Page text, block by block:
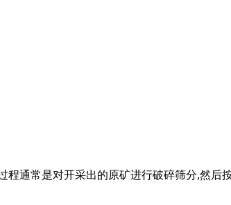
通常是对开采出的原矿进行破碎筛分,然后